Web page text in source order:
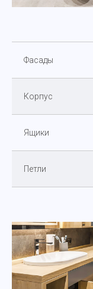
Фасады
Корпус
Ящики
Петли